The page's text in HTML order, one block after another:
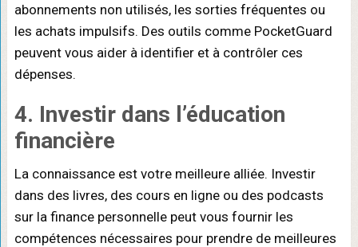
abonnements non utilisés, les sorties fréquentes ou
les achats impulsifs. Des outils comme PocketGuard
peuvent vous aider à identifier et à contrôler ces
dépenses.
4. Investir dans l’éducation
financière
La connaissance est votre meilleure alliée. Investir
dans des livres, des cours en ligne ou des podcasts
sur la finance personnelle peut vous fournir les
compétences nécessaires pour prendre de meilleures